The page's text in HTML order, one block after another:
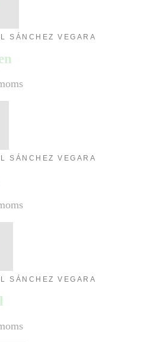
SÁNCHEZ VEGARA
SÁNCHEZ VEGARA
SÁNCHEZ VEGARA